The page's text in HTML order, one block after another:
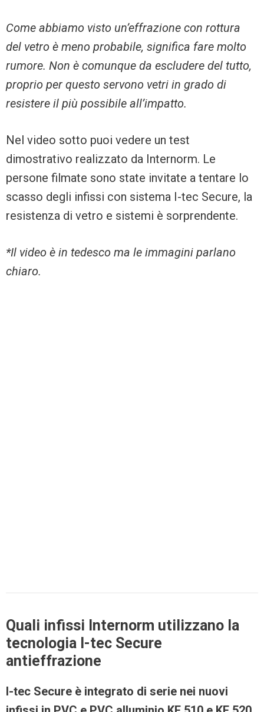
Come abbiamo visto un’effrazione con rottura
del vetro è meno probabile, significa fare molto
rumore. Non è comunque da escludere del tutto,
proprio per questo servono vetri in grado di
resistere il più possibile all’impatto.
Nel video sotto puoi vedere un test
dimostrativo realizzato da Internorm. Le
persone filmate sono state invitate a tentare lo
scasso degli infissi con sistema I-tec Secure, la
resistenza di vetro e sistemi è sorprendente.
*Il video è in tedesco ma le immagini parlano
chiaro.
Quali infissi Internorm utilizzano la
tecnologia I-tec Secure
antieffrazione
I-tec Secure è integrato di serie nei nuovi